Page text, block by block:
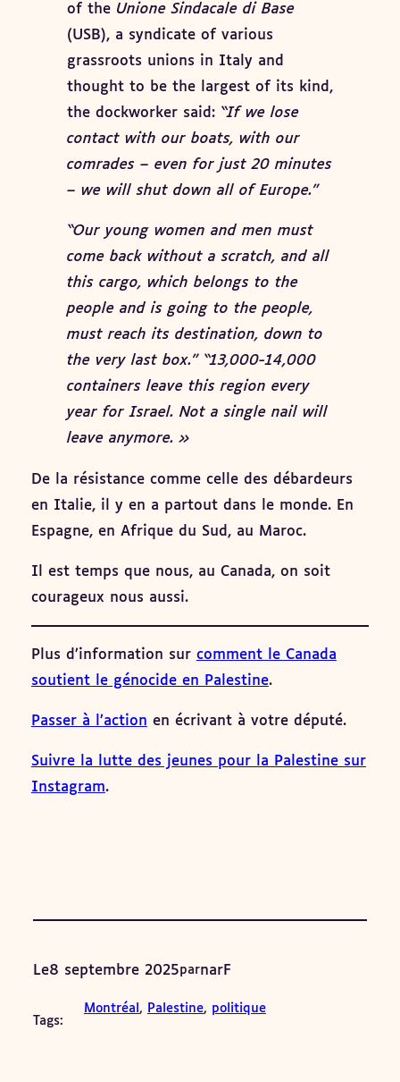
of the Unione Sindacale di Base
(USB), a syndicate of various
grassroots unions in Italy and
thought to be the largest of its kind,
the dockworker said: “If we lose
contact with our boats, with our
comrades – even for just 20 minutes
– we will shut down all of Europe.”
“Our young women and men must
come back without a scratch, and all
this cargo, which belongs to the
people and is going to the people,
must reach its destination, down to
the very last box.” “13,000-14,000
containers leave this region every
year for Israel. Not a single nail will
leave anymore. »
De la résistance comme celle des débardeurs
en Italie, il y en a partout dans le monde. En
Espagne, en Afrique du Sud, au Maroc.
Il est temps que nous, au Canada, on soit
courageux nous aussi.
Plus d’information sur comment le Canada
soutient le génocide en Palestine.
Passer à l’action en écrivant à votre député.
Suivre la lutte des jeunes pour la Palestine sur
Instagram.
Le8 septembre 2025parnarF
Tags:
Montréal , Palestine, politique